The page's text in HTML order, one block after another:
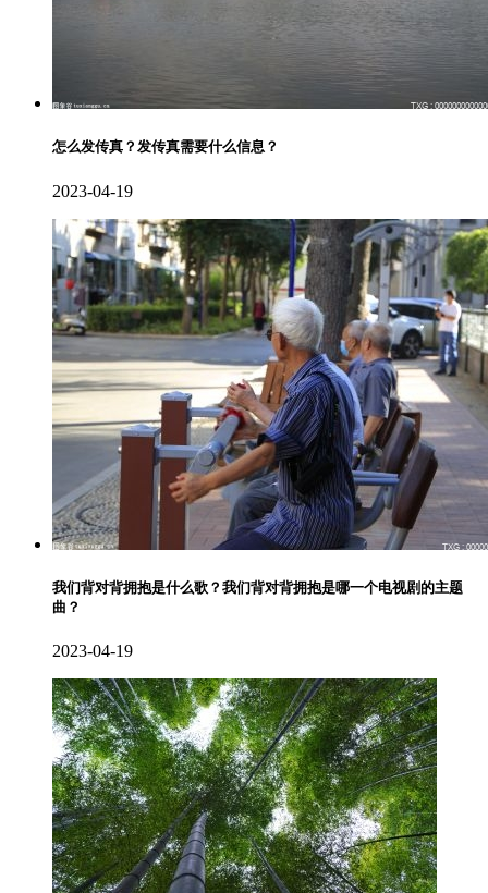
怎么发传真？发传真需要什么信息？
2023-04-19
我们背对背拥抱是什么歌？我们背对背拥抱是哪一个电视剧的主题
曲？
2023-04-19